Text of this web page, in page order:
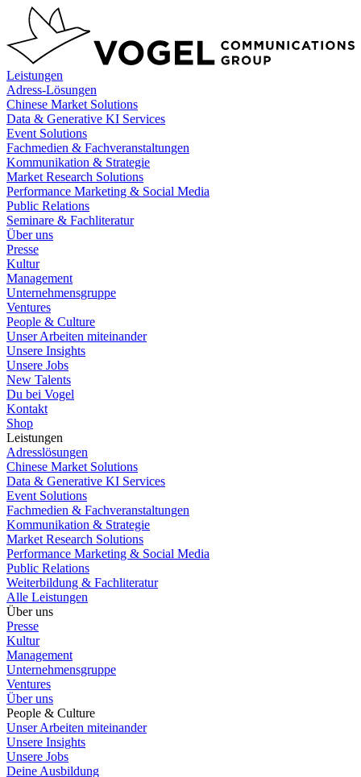
Zum
Inhalt
springen
Leistungen
Adress-Lösungen
Chinese Market Solutions
Data & Generative KI Services
Event Solutions
Fachmedien & Fachveranstaltungen
Kommunikation & Strategie
Market Research Solutions
Performance Marketing & Social Media
Public Relations
Seminare & Fachliteratur
Über uns
Presse
Kultur
Management
Unternehmensgruppe
Ventures
People & Culture
Unser Arbeiten miteinander
Unsere Insights
Unsere Jobs
New Talents
Du bei Vogel
Kontakt
Shop
Leistungen
Adresslösungen
Chinese Market Solutions
Data & Generative KI Services
Event Solutions
Fachmedien & Fachveranstaltungen
Kommunikation & Strategie
Market Research Solutions
Performance Marketing & Social Media
Public Relations
Weiterbildung & Fachliteratur
Alle Leistungen
Über uns
Presse
Kultur
Management
Unternehmensgruppe
Ventures
Über uns
People & Culture
Unser Arbeiten miteinander
Unsere Insights
Unsere Jobs
Deine Ausbildung